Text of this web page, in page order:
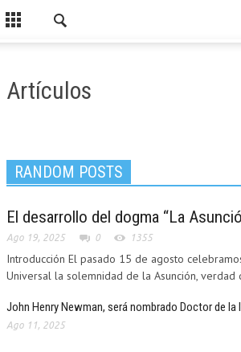
Artículos
RANDOM POSTS
El desarrollo del dogma “La
Ago 19, 2025 0 1355
Introducción El pasado 15 de agosto
Universal la solemnidad de la Asunción, verdad
John Henry Newman, será nombrado Doctor de la
Ago 11, 2025